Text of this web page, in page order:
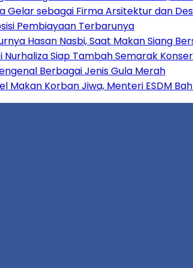
Gelar sebagai Firma Arsitektur dan
Pembiayaan Terbarunya
Hasan Nasbi, Saat Makan Siang
Nurhaliza Siap Tambah Semarak
Berbagai Jenis Gula Merah
Makan Korban Jiwa, Menteri ESDM